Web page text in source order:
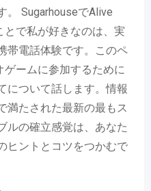
。 SugarhouseでAlive
とで私が好きなのは、実
帯電話体験です。このペ
ームに参加するために
について話します。情報
満たされた最新の最もス
ルの確立感覚は、あなた
ヒントとコツをつかむで